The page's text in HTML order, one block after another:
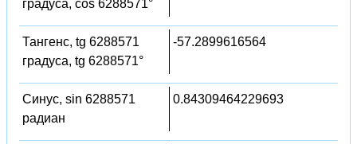
градуса, cos 6288571°
Тангенс, tg 6288571
градуса, tg 6288571°
-57.2899616564
Синус, sin 6288571
радиан
0.84309464229693